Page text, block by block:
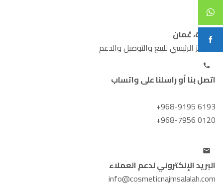
صلالة، عُمان
المركز الرئيسي للبيع والتوصيل والدعم
اتصل بنا أو راسلنا على واتساب
+968-9195 6193
+968-7956 0120
البريد الإلكتروني لدعم العملاء
info@cosmeticnajmsalalah.com